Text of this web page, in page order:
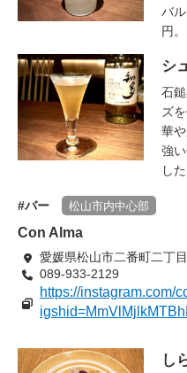
バ
円。
シ
石
ズ
華
強
し
バー 松山市内中心部
Con Alma
愛媛県松山市二番町二丁
089-933-2129
https://instagram.com/
し